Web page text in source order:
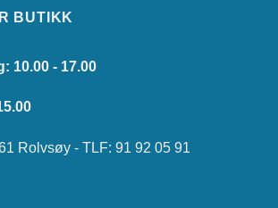
BUTIKK
10.00 - 17.00
Rolvsøy - TLF: 91 92 05 91